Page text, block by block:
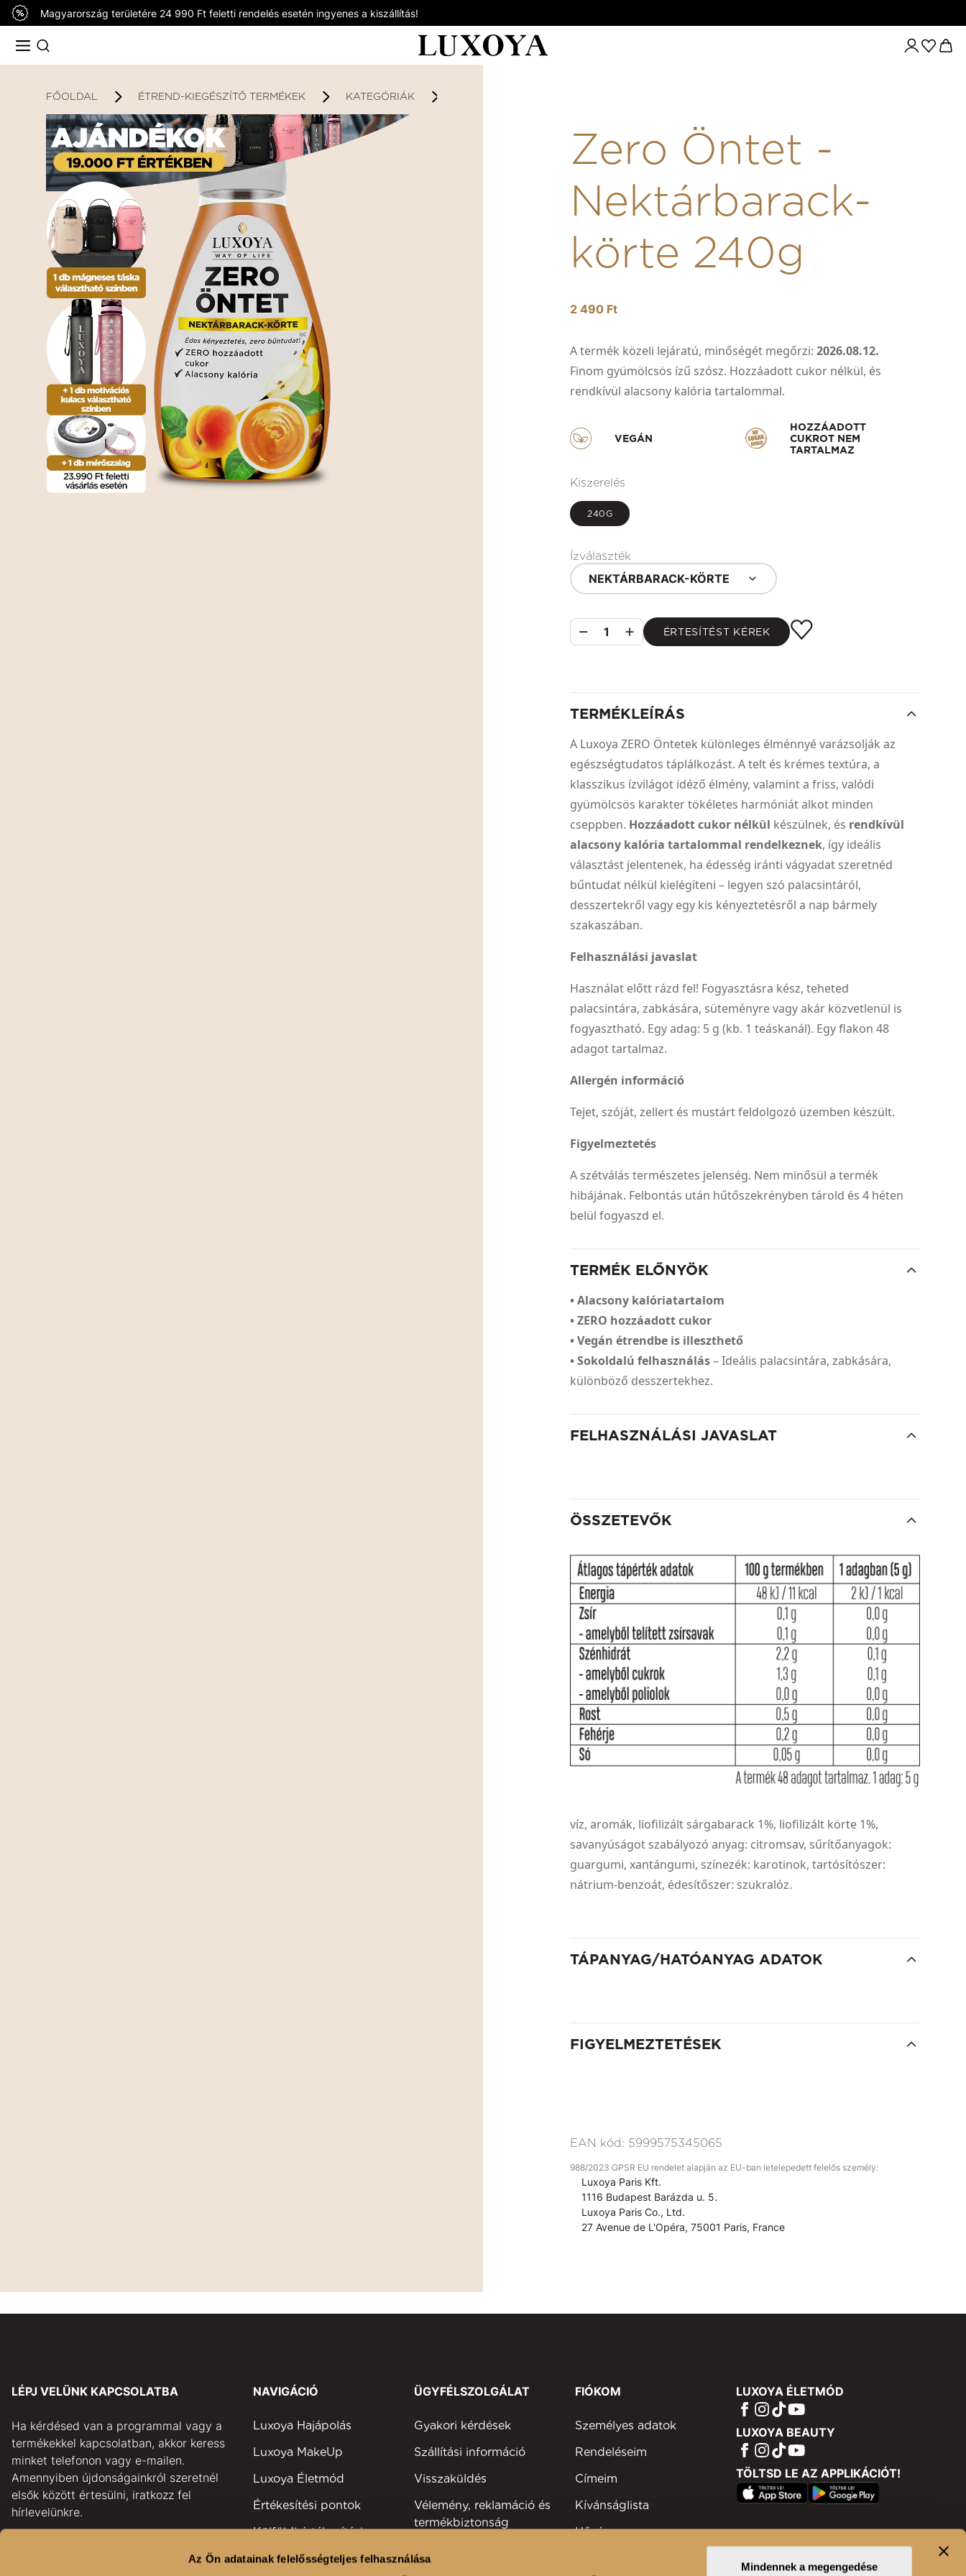
Az Ön adatainak felelősségteljes felhasználása
Mindennek a megengedése
Magyarország területére 24 990 Ft feletti rendelés esetén ingyenes a kiszállítás!
FŐOLDAL ÉTREND-KIEGÉSZÍTŐ TERMÉKEK KATEGÓRIÁK
Zero Öntet -
Nektárbarack-
körte 240g
2 490 Ft
A termék közeli lejáratú, minőségét megőrzi:2026.08.12.
Finom gyümölcsös ízű szósz. Hozzáadott cukor nélkül, és
rendkívül alacsony kalória tartalommal.
VEGÁN
HOZZÁADOTT
CUKROT NEM
TARTALMAZ
Kiszerelés
240G
Ízválaszték
NEKTÁRBARACK-KÖRTE
1 ÉRTESÍTÉST KÉREK
TERMÉKLEÍRÁS
A Luxoya ZERO Öntetek különleges élménnyé varázsolják az
egészségtudatos táplálkozást. A telt és krémes textúra, a
klasszikus ízvilágot idéző élmény, valamint a friss, valódi
gyümölcsös karakter tökéletes harmóniát alkot minden
cseppben. Hozzáadott cukor nélkül készülnek, és rendkívül
alacsony kalória tartalommal rendelkeznek, így ideális
választást jelentenek, ha édesség iránti vágyadat szeretnéd
bűntudat nélkül kielégíteni – legyen szó palacsintáról,
desszertekről vagy egy kis kényeztetésről a nap bármely
szakaszában.
Felhasználási javaslat
Használat előtt rázd fel! Fogyasztásra kész, teheted
palacsintára, zabkására, süteményre vagy akár közvetlenül is
fogyasztható. Egy adag: 5 g (kb. 1 teáskanál). Egy flakon 48
adagot tartalmaz.
Allergén információ
Tejet, szóját, zellert és mustárt feldolgozó üzemben készült.
Figyelmeztetés
A szétválás természetes jelenség. Nem minősül a termék
hibájának. Felbontás után hűtőszekrényben tárold és 4 héten
belül fogyaszd el.
TERMÉK ELŐNYÖK
• Alacsony kalóriatartalom
• ZERO hozzáadott cukor
• Vegán étrendbe is illeszthető
• Sokoldalú felhasználás– Ideális palacsintára, zabkására,
különböző desszertekhez.
FELHASZNÁLÁSI JAVASLAT
ÖSSZETEVŐK
víz, aromák, liofilizált sárgabarack 1%, liofilizált körte 1%,
savanyúságot szabályozó anyag: citromsav, sűrítőanyagok:
guargumi, xantángumi, színezék: karotinok, tartósítószer:
nátrium-benzoát, édesítőszer: szukralóz.
TÁPANYAG/HATÓANYAG ADATOK
FIGYELMEZTETÉSEK
EAN kód: 5999575345065
988/2023 GPSR EU rendelet alapján az EU-ban letelepedett felelős személy:
Luxoya Paris Kft.
1116 Budapest Barázda u. 5.
Luxoya Paris Co., Ltd.
27 Avenue de L'Opéra, 75001 Paris, France
LÉPJ VELÜNK KAPCSOLATBA
Ha kérdésed van a programmal vagy a
termékekkel kapcsolatban, akkor keress
minket telefonon vagy e-mailen.
Amennyiben újdonságainkról szeretnél
elsők között értesülni, iratkozz fel
hírlevelünkre.
NAVIGÁCIÓ
Luxoya Hajápolás
Luxoya MakeUp
Luxoya Életmód
Értékesítési pontok
Külföldi értékesítési
ÜGYFÉLSZOLGÁLAT
Gyakori kérdések
Szállítási információ
Visszaküldés
Vélemény, reklamáció és
termékbiztonság
FIÓKOM
Személyes adatok
Rendeléseim
Címeim
Kívánságlista
Hűségprogram
LUXOYA ÉLETMÓD
LUXOYA BEAUTY
TÖLTSD LE AZ APPLIKÁCIÓT!